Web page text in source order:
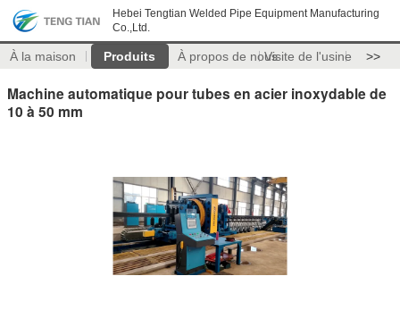
Hebei Tengtian Welded Pipe Equipment Manufacturing
Co.,Ltd.
À la maison Produits À propos de nousVisite de l'usine >>
Machine automatique pour tubes en acier inoxydable de
10 à 50 mm